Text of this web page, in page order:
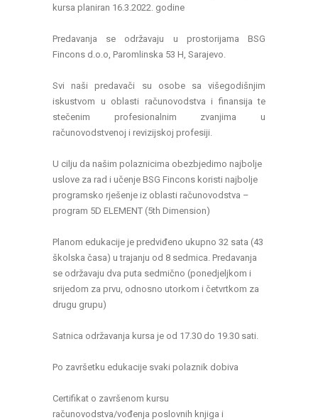
kursa planiran 16.3.2022. godine
Predavanja se održavaju u prostorijama BSG
Fincons d.o.o, Paromlinska 53 H, Sarajevo.
Svi naši predavači su osobe sa višegodišnjim
iskustvom u oblasti računovodstva i finansija te
stečenim profesionalnim zvanjima u
računovodstvenoj i revizijskoj profesiji.
U cilju da našim polaznicima obezbjedimo najbolje
uslove za rad i učenje BSG Fincons koristi najbolje
programsko rješenje iz oblasti računovodstva –
program 5D ELEMENT (5th Dimension)
Planom edukacije je predviđeno ukupno 32 sata (43
školska časa) u trajanju od 8 sedmica. Predavanja
se održavaju dva puta sedmično (ponedjeljkom i
srijedom za prvu, odnosno utorkom i četvrtkom za
drugu grupu)
Satnica održavanja kursa je od 17.30 do 19.30 sati.
Po završetku edukacije svaki polaznik dobiva
Certifikat o završenom kursu
računovodstva/vođenja poslovnih knjiga i